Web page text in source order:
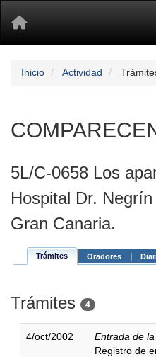
Inicio Actividad
5L/C-0658 Los
Hospital Dr.
Gran Canaria.
Trámites Oradores
Trámites 4
4/oct/2002
Entrada de
Registro de